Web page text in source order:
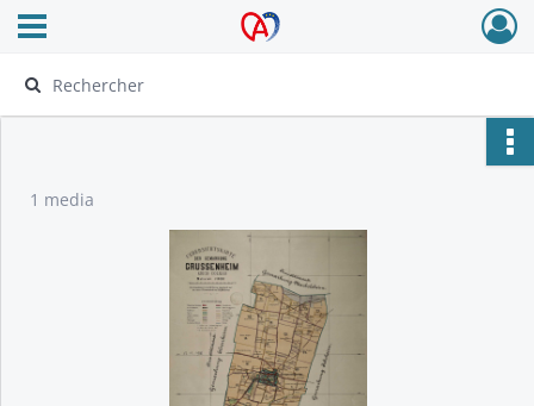
Archives Alsace - Colmar
Ouvrir le menu déroulant
1 media